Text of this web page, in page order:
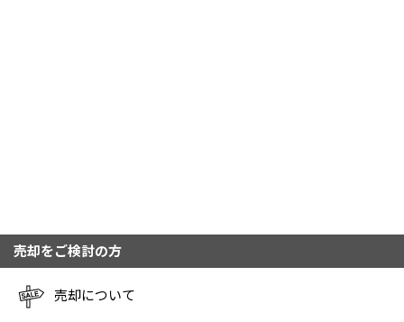
売却をご検討の方
売却について